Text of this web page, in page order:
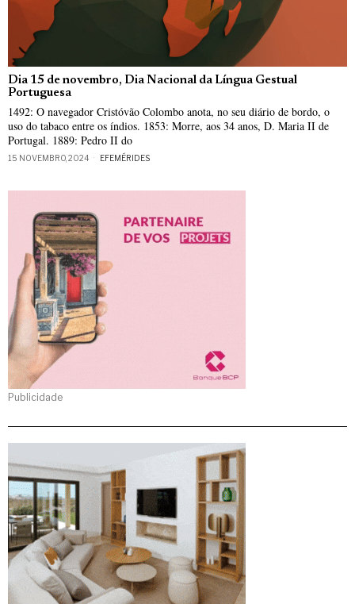
Dia 15 de novembro, Dia Nacional da Língua Gestual
Portuguesa
1492: O navegador Cristóvão Colombo anota, no seu diário de bordo, o
uso do tabaco entre os índios. 1853: Morre, aos 34 anos, D. Maria II de
Portugal. 1889: Pedro II do
15 NOVEMBRO, 2024 EFEMÉRIDES
Publicidade